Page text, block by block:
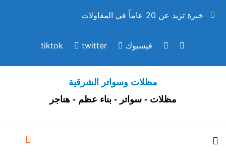
خبرة تزيد عن 20 عاماً في المقاولات
فيسبوك twitter
tiktok
مظلات وسواتر الشرقية
مظلات - سواتر - بناء عظم - هناجر